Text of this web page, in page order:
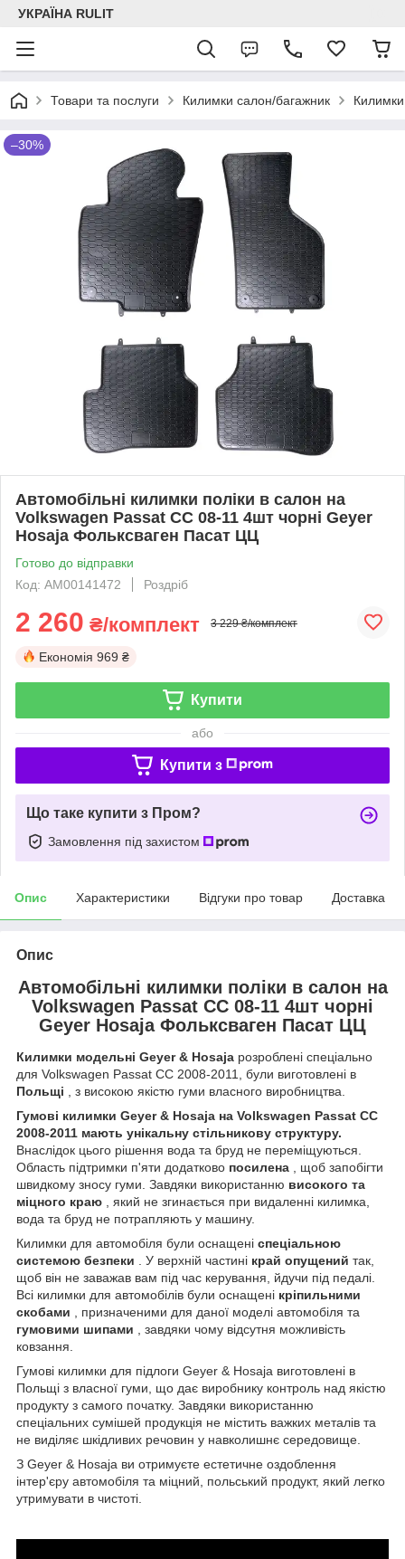
УКРАЇНА RULIT
Товари та послуги Килимки салон/багажник
–30%
Автомобільні килимки поліки в салон на
Volkswagen Passat CC 08-11 4шт чорні Geyer
Hosaja Фольксваген Пасат ЦЦ
Готово до відправки
Код: АМ00141472
Роздріб
2 260 ₴/комплект 3 229 ₴/комплект
Економія 969 ₴
Купити
або
Купити з
Що таке купити з Пром?
Замовлення під захистом
Опис Характеристики Відгуки про товар Доставка
Опис
Автомобільні килимки поліки в салон на
Volkswagen Passat CC 08-11 4шт чорні
Geyer Hosaja Фольксваген Пасат ЦЦ
Килимки модельні Geyer & Hosaja розроблені спеціально
для Volkswagen Passat CC 2008-2011, були виготовлені в
Польщі , з високою якістю гуми власного виробництва.
Гумові килимки Geyer & Hosaja на Volkswagen Passat CC
2008-2011 мають унікальну стільникову структуру.
Внаслідок цього рішення вода та бруд не переміщуються.
Область підтримки п'яти додатково посилена , щоб запобігти
швидкому зносу гуми. Завдяки використанню високого та
міцного краю , який не згинається при видаленні килимка,
вода та бруд не потрапляють у машину.
Килимки для автомобіля були оснащені спеціальною
системою безпеки . У верхній частині край опущений так,
щоб він не заважав вам під час керування, йдучи під педалі.
Всі килимки для автомобілів були оснащені кріпильними
скобами , призначеними для даної моделі автомобіля та
гумовими шипами , завдяки чому відсутня можливість
ковзання.
Гумові килимки для підлоги Geyer & Hosaja виготовлені в
Польщі з власної гуми, що дає виробнику контроль над якістю
продукту з самого початку. Завдяки використанню
спеціальних сумішей продукція не містить важких металів та
не виділяє шкідливих речовин у навколишнє середовище.
З Geyer & Hosaja ви отримуєте естетичне оздоблення
інтер'єру автомобіля та міцний, польський продукт, який легко
утримувати в чистоті.